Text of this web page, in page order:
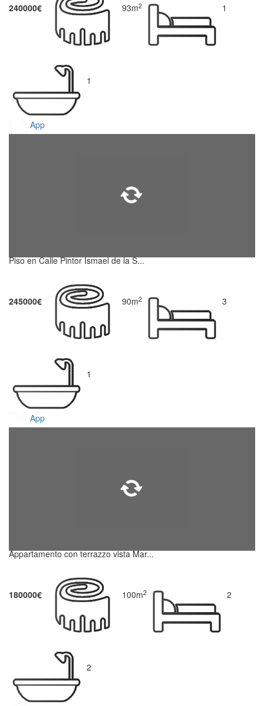
240000€ 93m2 1
1
App
Piso en Calle Pintor Ismael de la S...
245000€ 90m2 3
1
App
Appartamento con terrazzo vista Mar...
180000€ 100m2 2
2